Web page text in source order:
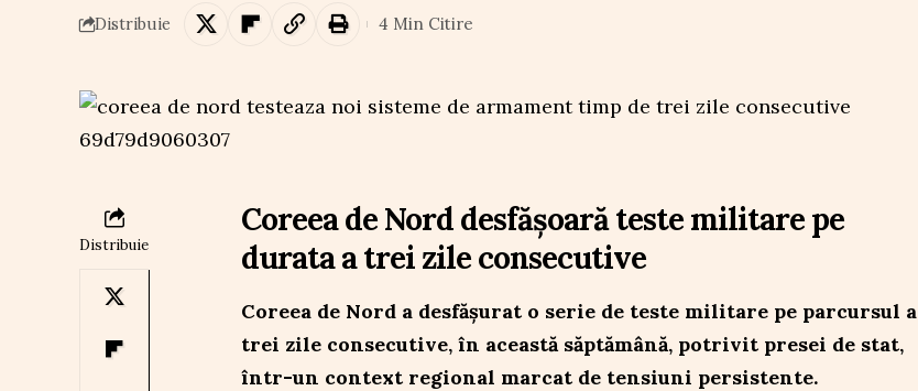
Distribuie 4 Min Citire
Distribuie
Coreea de Nord desfășoară teste militare pe
durata a trei zile consecutive
Coreea de Nord a desfășurat o serie de teste militare pe parcursul a
trei zile consecutive, în această săptămână, potrivit presei de stat,
într-un context regional marcat de tensiuni persistente.